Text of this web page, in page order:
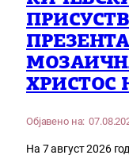
ХРИСТОС
Објавено на:
На 7 август 2026